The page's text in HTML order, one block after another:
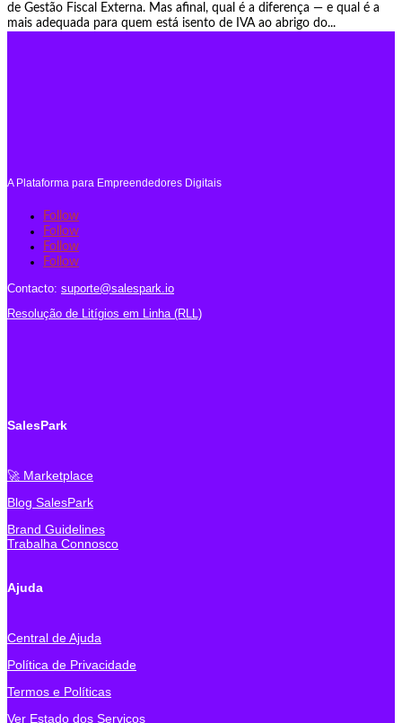
de Gestão Fiscal Externa. Mas afinal, qual é a diferença — e qual é a
mais adequada para quem está isento de IVA ao abrigo do...
A Plataforma para Empreendedores Digitais
Follow
Follow
Follow
Follow
Contacto: suporte@salespark.io
Resolução de Litígios em Linha (RLL)
SalesPark
🚀 Marketplace
Blog SalesPark
Brand Guidelines
Trabalha Connosco
Ajuda
Central de Ajuda
Política de Privacidade
Termos e Políticas
Ver Estado dos Serviços